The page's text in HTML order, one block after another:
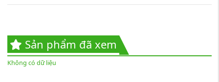
Sản phẩm đã xem
Không có dữ liệu